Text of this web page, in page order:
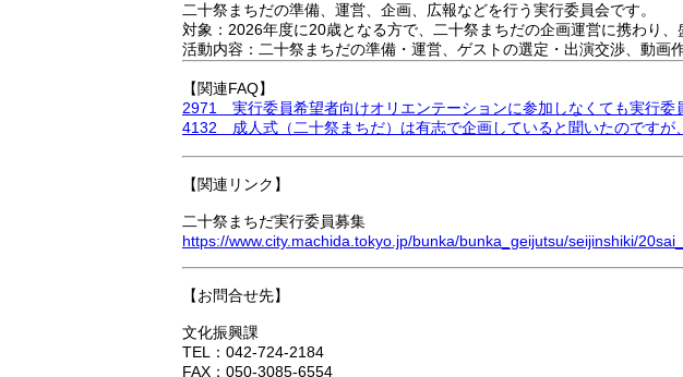
二十祭まちだの準備、運営、企画、広報などを行う実行委員会です。
対象：2026年度に20歳となる方で、二十祭まちだの企画運営に携わり、
活動内容：二十祭まちだの準備・運営、ゲストの選定・出演交渉、動画
【関連FAQ】
2971 実行委員希望者向けオリエンテーションに参加しなくても実行委
4132 成人式（二十祭まちだ）は有志で企画していると聞いたのですが
【関連リンク】
二十祭まちだ実行委員募集
https://www.city.machida.tokyo.jp/bunka/bunka_geijutsu/seijinshiki/
【お問合せ先】
文化振興課
TEL：042-724-2184
FAX：050-3085-6554